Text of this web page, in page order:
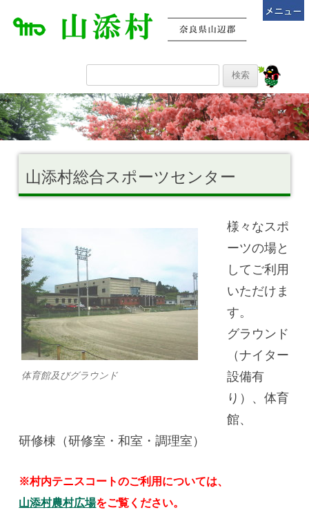
山添村総合スポーツセンター
体育館及びグラウンド
様々なスポ
ーツの場と
してご利用
いただけま
す。
グラウンド
（ナイター
設備有
り）、体育
館、
研修棟（研修室・和室・調理室）
※村内テニスコートのご利用については、
山添村農村広場をご覧ください。